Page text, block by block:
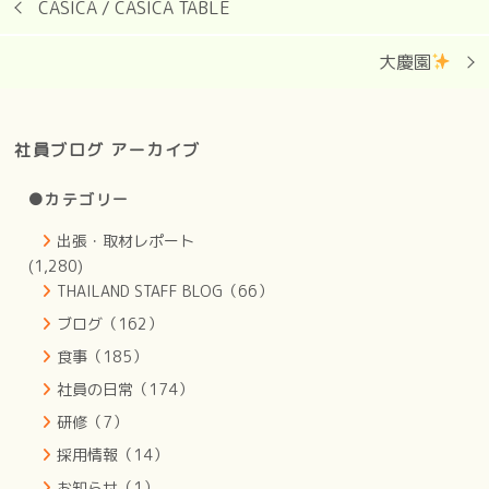
CASICA / CASICA TABLE
大慶園
社員ブログ アーカイブ
●カテゴリー
出張・取材レポート
(1,280)
THAILAND STAFF BLOG（66）
ブログ（162）
食事（185）
社員の日常（174）
研修（7）
採用情報（14）